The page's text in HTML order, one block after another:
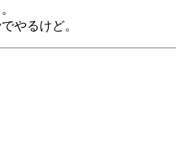
やるけど。